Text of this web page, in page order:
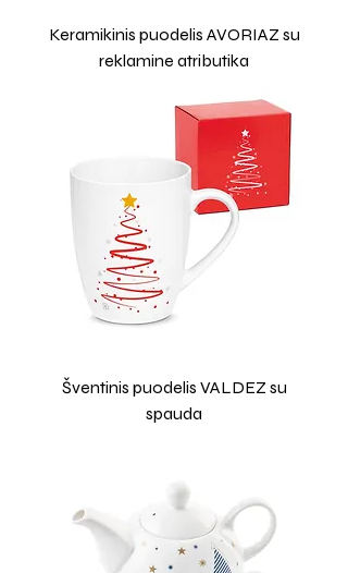
Keramikinis puodelis AVORIAZ su
reklamine atributika
Šventinis puodelis VALDEZ su
spauda